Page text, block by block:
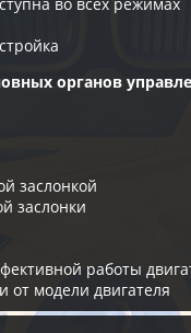
органов
заслонкой
заслонки
работы
от модели двигателя